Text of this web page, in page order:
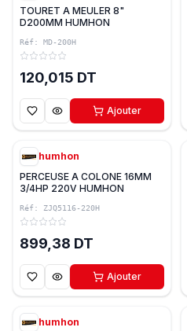
TOURET A MEULER 8"
D200MM HUMHON
Réf: MD-200H
120,015 DT
Ajouter
humhon
PERCEUSE A COLONE 16MM
3/4HP 220V HUMHON
Réf: ZJQ5116-220H
899,38 DT
Ajouter
humhon